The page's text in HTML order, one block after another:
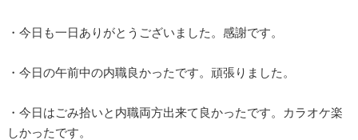
・今日も一日ありがとうございました。感謝です。
・今日の午前中の内職良かったです。頑張りました。
・今日はごみ拾いと内職両方出来て良かったです。カラオケ楽
しかったです。